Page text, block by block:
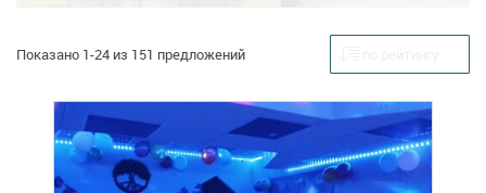
Показано 1-24 из 151 предложений